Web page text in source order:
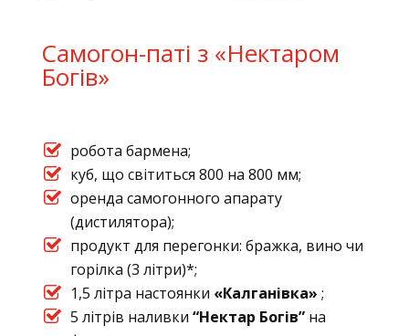
Самогон-паті з «Нектаром
Богів»
робота бармена;
куб, що світиться 800 на 800 мм;
оренда самогонного апарату
(дистилятора);
продукт для перегонки: бражка, вино чи
горілка (3 літри)*;
1,5 літра настоянки «Калганівка» ;
5 літрів наливки “Нектар Богів”на